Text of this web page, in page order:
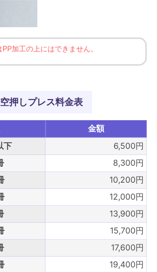
加工の上にはできません。
押しプレス料金表
金額
下
6,500円
8,300円
10,200円
12,000円
13,900円
15,700円
17,600円
19,400円